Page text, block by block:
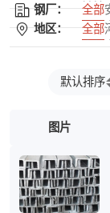
镀锌
镀锌
钢厂： 全部
普阳
唐钢
地区： 全部
吉林
广东
广西
默认排序
图片